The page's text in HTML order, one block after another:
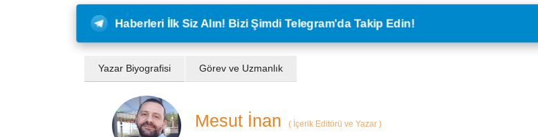
Haberleri İlk Siz Alın! Bizi Şimdi Telegram'da Takip Edin!
Yazar Biyografisi Görev ve Uzmanlık
Mesut İnan ( İçerik Editörü ve Yazar )